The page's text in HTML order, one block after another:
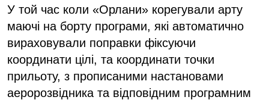
У той час коли «Орлани» корегували арту
маючі на борту програми, які автоматично
вираховували поправки фіксуючи
координати цілі, та координати точки
прильоту, з прописаними настановами
аеророзвідника та відповідним програмним